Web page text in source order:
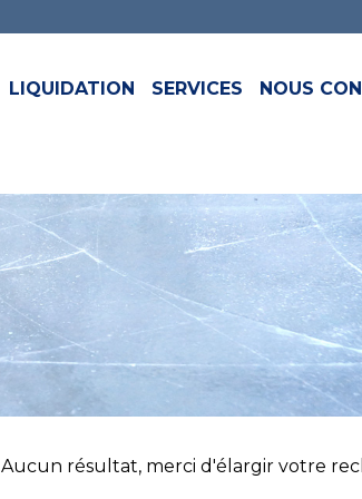
LIQUIDATION SERVICES NOUS
Aucun résultat, merci d'élargir votre